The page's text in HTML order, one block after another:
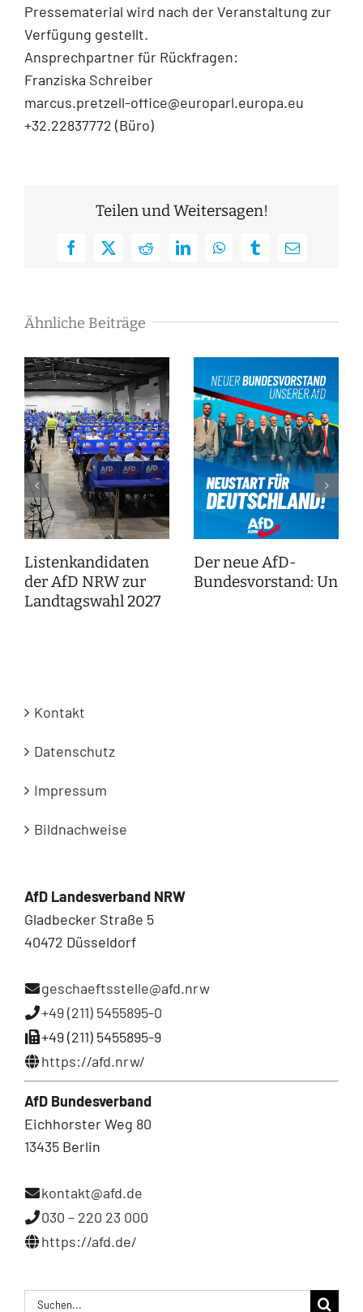
Pressematerial wird nach der Veranstaltung zur
Verfügung gestellt.
Ansprechpartner für Rückfragen:
Franziska Schreiber
marcus.pretzell-office@europarl.europa.eu
+32.22837772 (Büro)
Teilen und Weitersagen!
Facebook
X RedditLinkedInWhatsAppTumblrE-
Ähnliche Beiträge
Listenkandidaten
der AfD NRW zur
Landtagswahl 2027
Der neue AfD-
Bundesvorstand:
Kontakt
Datenschutz
Impressum
Bildnachweise
AfD Landesverband NRW
Gladbecker Straße 5
40472 Düsseldorf
geschaeftsstelle@afd.nrw
+49 (211) 5455895-0
+49 (211) 5455895-9
https://afd.nrw/
AfD Bundesverband
Eichhorster Weg 80
13435 Berlin
kontakt@afd.de
030 – 220 23 000
https://afd.de/
Suche